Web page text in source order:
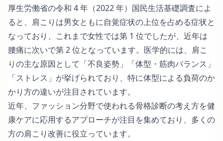
厚生労働省の令和 4 年（2022 年）国民生活基礎調査によ
ると、肩こりは男女ともに自覚症状の上位を占める症状と
なっており、これまで女性では第 1 位でしたが、近年は
腰痛に次いで第 2 位となっています。医学的には、肩こ
りの主な原因として「不良姿勢」「体型・筋肉バランス」
「ストレス」が挙げられており、特に体型による負荷のか
かり方の違いが注目されています。
近年、ファッション分野で使われる骨格診断の考え方を健
康ケアに応用するアプローチが注目を集めており、多くの
方の肩こり改善に役立っています。